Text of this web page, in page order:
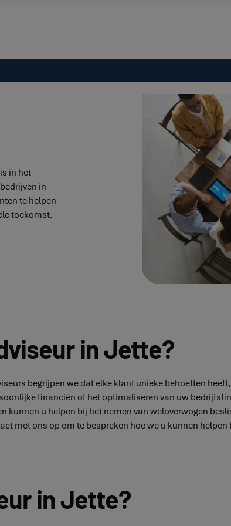
in het
in
te helpen
toekomst.
in Jette?
begrijpen we dat elke klant unieke behoeften
financiën of het optimaliseren van uw
u helpen bij het nemen van weloverwogen
met ons op om te bespreken hoe we u kunnen
in Jette?